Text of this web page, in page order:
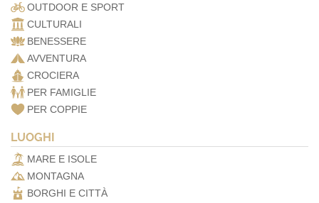
OUTDOOR E SPORT
CULTURALI
BENESSERE
AVVENTURA
CROCIERA
PER FAMIGLIE
PER COPPIE
LUOGHI
MARE E ISOLE
MONTAGNA
BORGHI E CITTÀ